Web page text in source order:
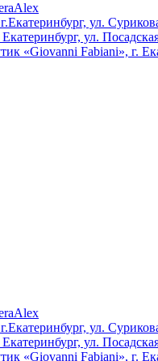
ул.
ул.
«Giovanni Fabiani», г.
ул.
ул.
«Giovanni Fabiani», г.